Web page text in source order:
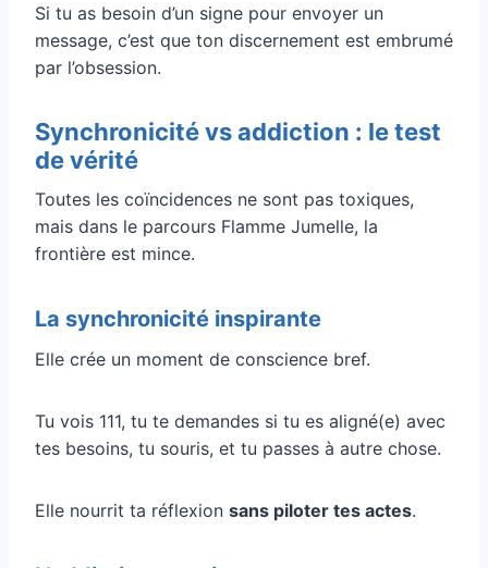
Si tu as besoin d’un signe pour envoyer un
message, c’est que ton discernement est embrumé
par l’obsession.
Synchronicité vs addiction : le test
de vérité
Toutes les coïncidences ne sont pas toxiques,
mais dans le parcours Flamme Jumelle, la
frontière est mince.
La synchronicité inspirante
Elle crée un moment de conscience bref.
Tu vois 111, tu te demandes si tu es aligné(e) avec
tes besoins, tu souris, et tu passes à autre chose.
Elle nourrit ta réflexion sans piloter tes actes.